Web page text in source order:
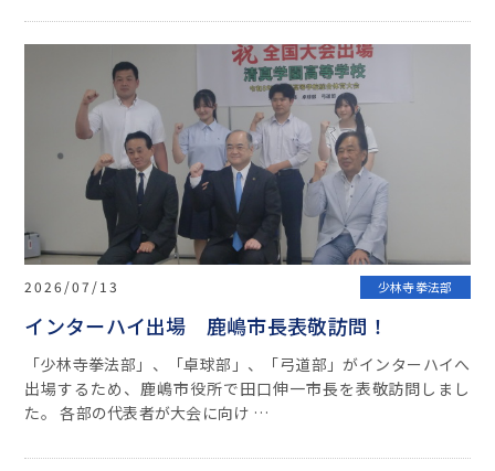
2026/07/13 少林寺拳法部
インターハイ出場 鹿嶋市長表敬訪問！
「少林寺拳法部」、「卓球部」、「弓道部」がインターハイへ
出場するため、鹿嶋市役所で田口伸一市長を表敬訪問しまし
た。 各部の代表者が大会に向け …